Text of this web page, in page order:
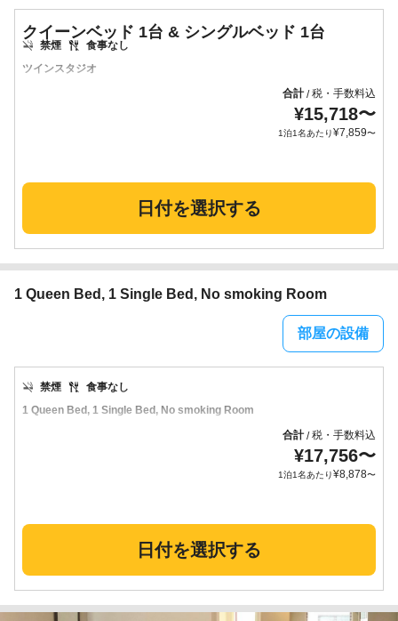
ツインスタジオ
禁煙 食事なし
クイーンベッド 1台 & シングルベッド 1台
合計/税・手数料込
¥15,718〜
1泊1名あたり¥7,859〜
日付を選択する
1 Queen Bed, 1 Single Bed, No smoking Room
部屋の設備
1 Queen Bed, 1 Single Bed, No smoking Room
禁煙 食事なし
合計/税・手数料込
¥17,756〜
1泊1名あたり¥8,878〜
日付を選択する